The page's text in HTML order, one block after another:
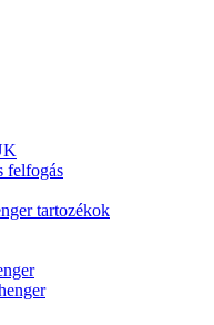
felfogás
tartozékok